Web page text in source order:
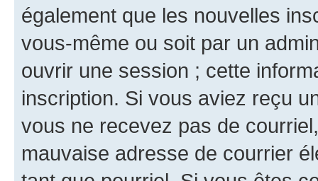
également que les nouvelles
vous-même ou soit par un
ouvrir une session ; cette
inscription. Si vous aviez reçu
vous ne recevez pas de
mauvaise adresse de courrier